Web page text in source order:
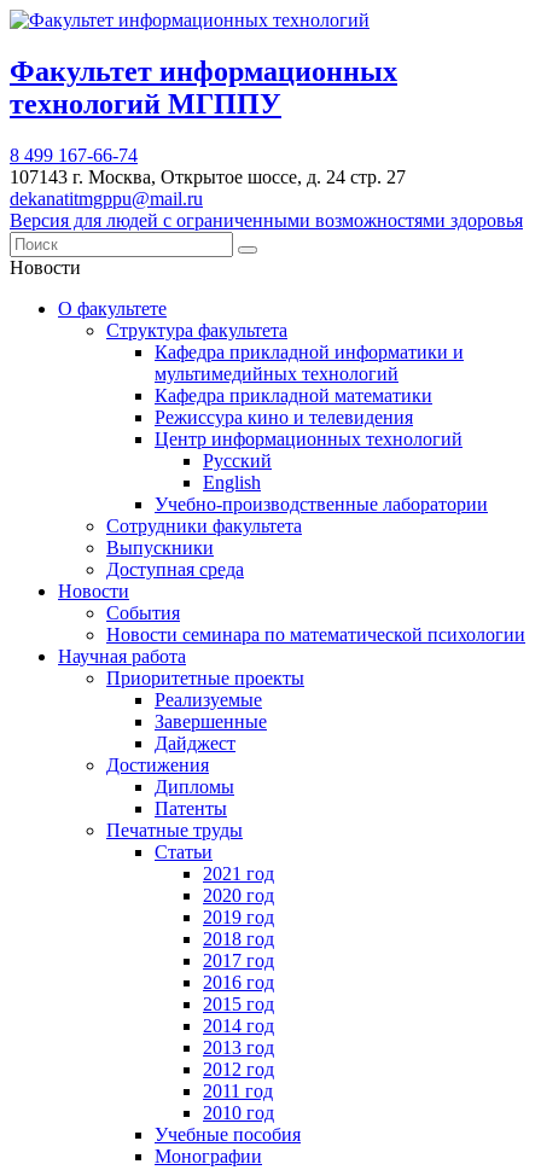
Факультет информационных
технологий МГППУ
8 499 167-66-74
107143 г. Москва, Открытое шоссе, д. 24 стр. 27
dekanatitmgppu@mail.ru
Версия для людей с ограниченными возможностями здоровья
Новости
О факультете
Структура факультета
Кафедра прикладной информатики и
мультимедийных технологий
Кафедра прикладной математики
Режиссура кино и телевидения
Центр информационных технологий
Русский
English
Учебно-производственные лаборатории
Сотрудники факультета
Выпускники
Доступная среда
Новости
События
Новости семинара по математической психологии
Научная работа
Приоритетные проекты
Реализуемые
Завершенные
Дайджест
Достижения
Дипломы
Патенты
Печатные труды
Статьи
2021 год
2020 год
2019 год
2018 год
2017 год
2016 год
2015 год
2014 год
2013 год
2012 год
2011 год
2010 год
Учебные пособия
Монографии